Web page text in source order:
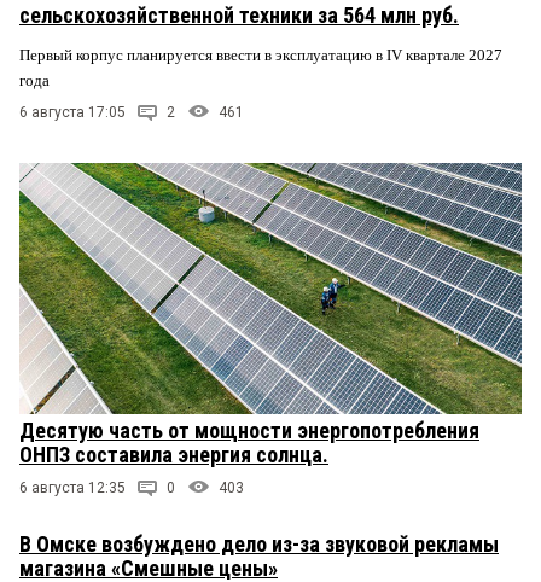
сельскохозяйственной техники за 564 млн руб.
Первый корпус планируется ввести в эксплуатацию в IV квартале 2027
года
6 августа 17:05 2 461
Десятую часть от мощности энергопотребления
ОНПЗ составила энергия солнца.
6 августа 12:35 0 403
В Омске возбуждено дело из-за звуковой рекламы
магазина «Смешные цены»